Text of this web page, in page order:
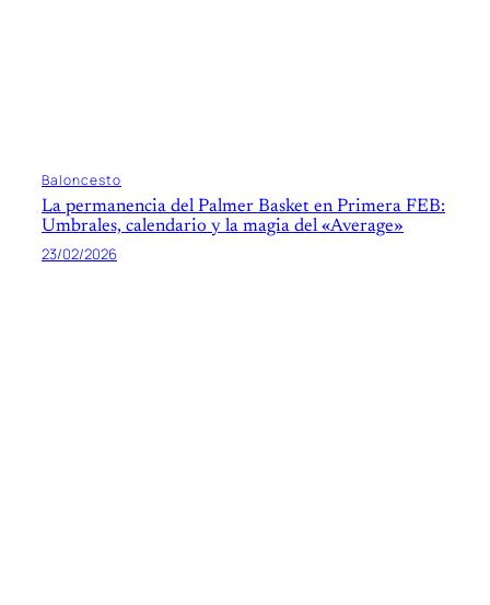
Baloncesto
La permanencia del Palmer Basket en Primera FEB:
Umbrales, calendario y la magia del «Average»
23/02/2026